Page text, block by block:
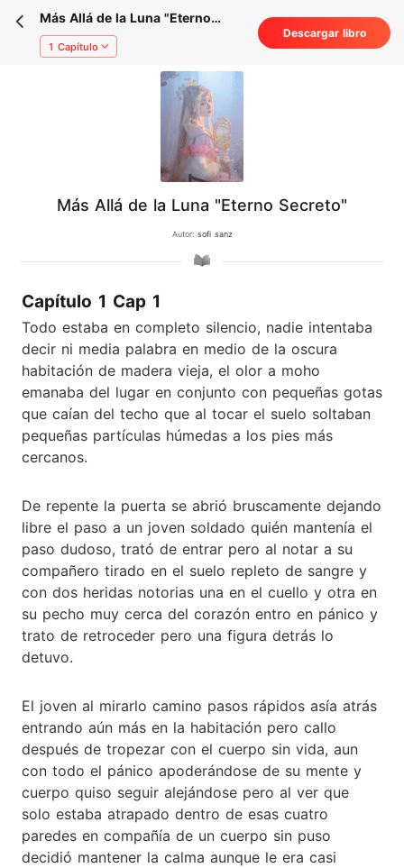
Más Allá de la Luna "Eterno
Secreto"
1 Capítulo
Descargar libro
Más Allá de la Luna "Eterno Secreto"
Autor: sofi sanz
Capítulo 1 Cap 1
Todo estaba en completo silencio, nadie intentaba
decir ni media palabra en medio de la oscura
habitación de madera vieja, el olor a moho
emanaba del lugar en conjunto con pequeñas gotas
que caían del techo que al tocar el suelo soltaban
pequeñas partículas húmedas a los pies más
cercanos.
De repente la puerta se abrió bruscamente dejando
libre el paso a un joven soldado quién mantenía el
paso dudoso, trató de entrar pero al notar a su
compañero tirado en el suelo repleto de sangre y
con dos heridas notorias una en el cuello y otra en
su pecho muy cerca del corazón entro en pánico y
trato de retroceder pero una figura detrás lo
detuvo.
El joven al mirarlo camino pasos rápidos asía atrás
entrando aún más en la habitación pero callo
después de tropezar con el cuerpo sin vida, aun
con todo el pánico apoderándose de su mente y
cuerpo quiso seguir alejándose pero al ver que
solo estaba atrapado dentro de esas cuatro
paredes en compañía de un cuerpo sin puso
decidió mantener la calma aunque le era casi